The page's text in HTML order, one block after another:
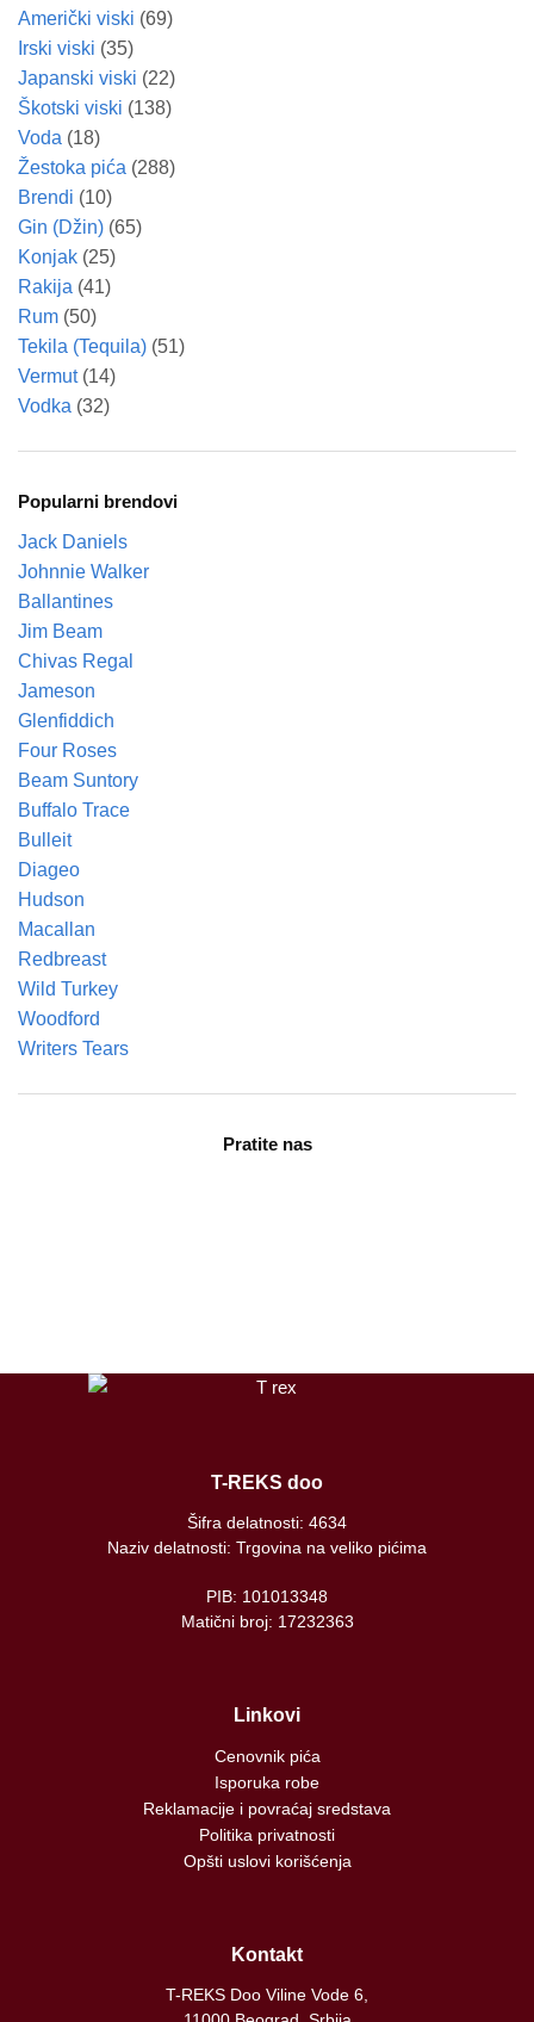
Američki viski (69)
Irski viski (35)
Japanski viski (22)
Škotski viski (138)
Voda (18)
Žestoka pića (288)
Brendi (10)
Gin (Džin) (65)
Konjak (25)
Rakija (41)
Rum (50)
Tekila (Tequila) (51)
Vermut (14)
Vodka (32)
Popularni brendovi
Jack Daniels
Johnnie Walker
Ballantines
Jim Beam
Chivas Regal
Jameson
Glenfiddich
Four Roses
Beam Suntory
Buffalo Trace
Bulleit
Diageo
Hudson
Macallan
Redbreast
Wild Turkey
Woodford
Writers Tears
Pratite nas
T-REKS doo
Šifra delatnosti: 4634
Naziv delatnosti: Trgovina na veliko pićima
PIB: 101013348
Matični broj: 17232363
Linkovi
Cenovnik pića
Isporuka robe
Reklamacije i povraćaj sredstava
Politika privatnosti
Opšti uslovi korišćenja
Kontakt
T-REKS Doo Viline Vode 6,